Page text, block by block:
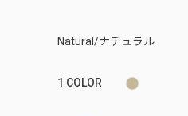
Natural/ナチュラル
1 COLOR